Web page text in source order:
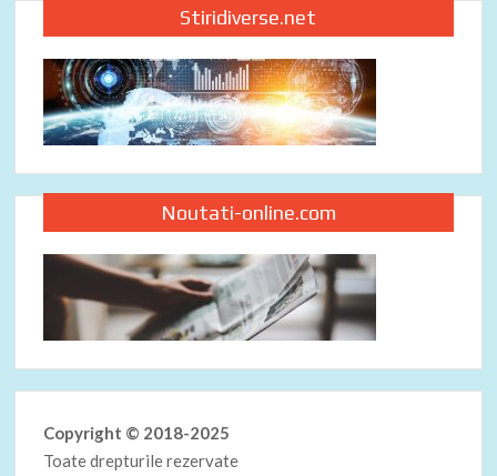
Stiridiverse.net
Noutati-online.com
Copyright © 2018-2025
Toate drepturile rezervate